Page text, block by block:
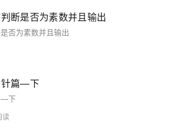
断是否为素数并且输出
否为素数并且输出
针篇—下
—下